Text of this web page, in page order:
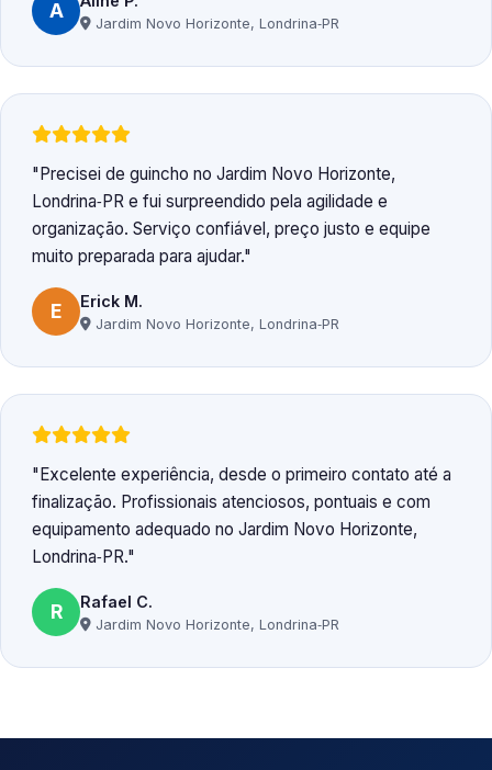
A
Jardim Novo Horizonte, Londrina‑PR
Precisei de guincho no Jardim Novo Horizonte,
Londrina‑PR e fui surpreendido pela agilidade e
organização. Serviço confiável, preço justo e equipe
muito preparada para ajudar.
E Erick M.
Jardim Novo Horizonte, Londrina‑PR
Excelente experiência, desde o primeiro contato até a
finalização. Profissionais atenciosos, pontuais e com
equipamento adequado no Jardim Novo Horizonte,
Londrina‑PR.
R Rafael C.
Jardim Novo Horizonte, Londrina‑PR